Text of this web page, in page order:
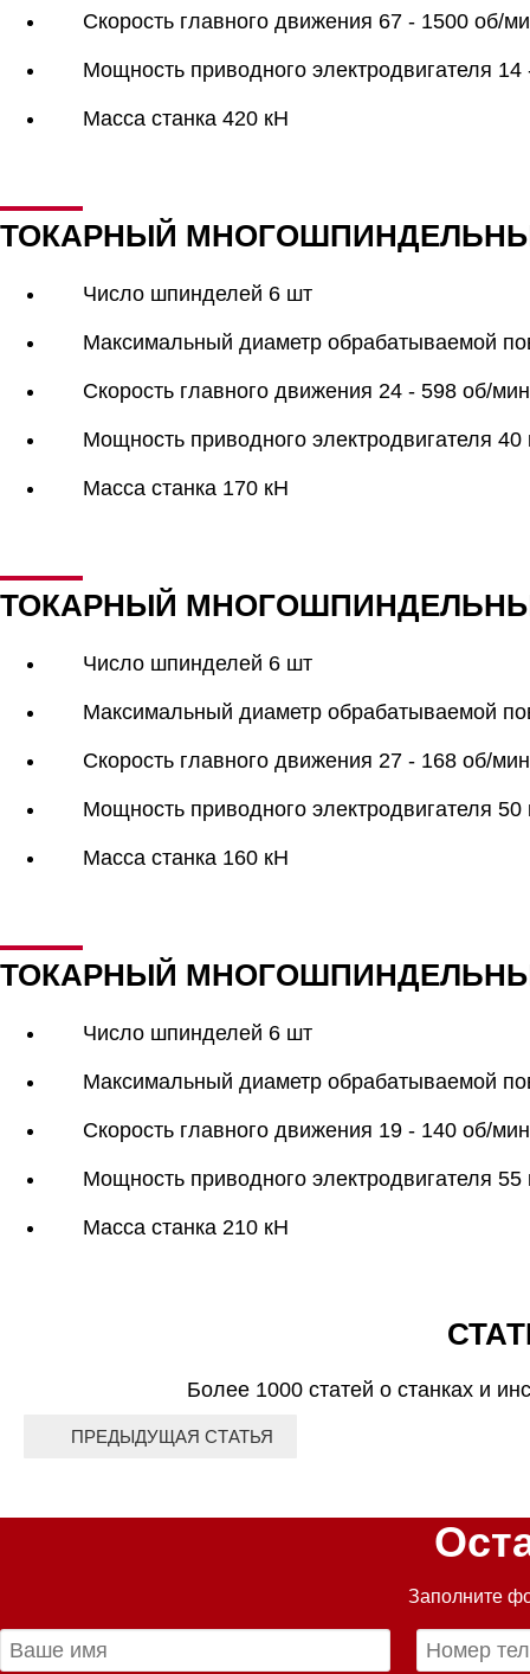
Скорость главного движения 67 - 1500 об/
Мощность приводного электродвигателя 14
Масса станка 420 кН
ТОКАРНЫЙ
Число шпинделей 6 шт
Максимальный диаметр обрабатываемой
Скорость главного движения 24 - 598 об/мин
Мощность приводного электродвигателя 40
Масса станка 170 кН
ТОКАРНЫЙ
Число шпинделей 6 шт
Максимальный диаметр обрабатываемой
Скорость главного движения 27 - 168 об/мин
Мощность приводного электродвигателя 50
Масса станка 160 кН
ТОКАРНЫЙ
Число шпинделей 6 шт
Максимальный диаметр обрабатываемой
Скорость главного движения 19 - 140 об/
Мощность приводного электродвигателя 55
Масса станка 210 кН
Более 1000 статей о станках и
ПРЕДЫДУЩАЯ СТАТЬЯ
Заполните